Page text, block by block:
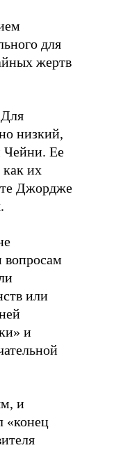
для
жертв
низкий,
Чейни. Ее
их
Джордже
вопросам
или
и
и
«конец